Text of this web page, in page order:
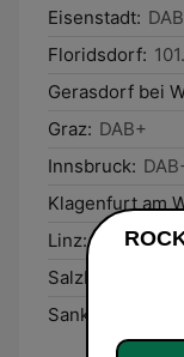
Eisenstadt:
Floridsdorf:
Gerasdorf bei
Graz: DAB+
Innsbruck:
Klagenfurt am
Linz: DAB+
Salzburg:
Sankt Pölten: